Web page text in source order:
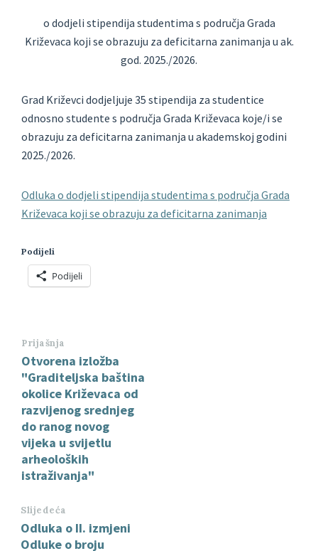
o dodjeli stipendija studentima s područja Grada
Križevaca koji se obrazuju za deficitarna zanimanja u ak.
god. 2025./2026.
Grad Križevci dodjeljuje 35 stipendija za studentice
odnosno studente s područja Grada Križevaca koje/i se
obrazuju za deficitarna zanimanja u akademskoj godini
2025./2026.
Odluka o dodjeli stipendija studentima s područja Grada
Križevaca koji se obrazuju za deficitarna zanimanja
Podijeli
Podijeli
Prijašnja
Otvorena izložba
"Graditeljska baština
okolice Križevaca od
razvijenog srednjeg
do ranog novog
vijeka u svijetlu
arheoloških
istraživanja"
Slijedeća
Odluka o II. izmjeni
Odluke o broju